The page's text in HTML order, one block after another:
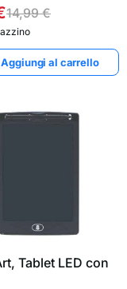
14,99€
Aggiungi al carrello
Tablet LED con